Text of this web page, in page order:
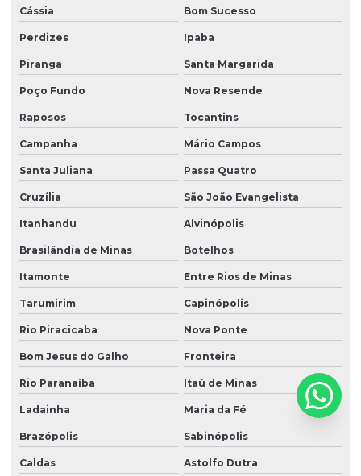
Cássia Bom Sucesso
Perdizes Ipaba
Piranga Santa Margarida
Poço Fundo Nova Resende
Raposos Tocantins
Campanha Mário Campos
Santa Juliana Passa Quatro
Cruzília São João Evangelista
Itanhandu Alvinópolis
Brasilândia de Minas Botelhos
Itamonte Entre Rios de Minas
Tarumirim Capinópolis
Rio Piracicaba Nova Ponte
Bom Jesus do Galho Fronteira
Rio Paranaíba Itaú de Minas
Ladainha Maria da Fé
Brazópolis Sabinópolis
Caldas Astolfo Dutra